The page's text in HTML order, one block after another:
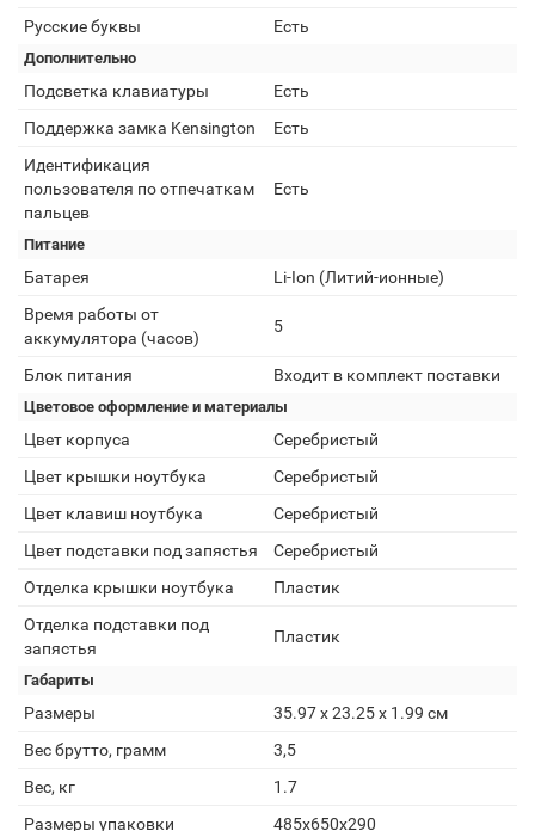
Русские буквы
Есть
Дополнительно
Подсветка клавиатуры
Есть
Поддержка замка Kensington
Есть
Идентификация
пользователя по отпечаткам
пальцев
Есть
Питание
Батарея
Li-Ion (Литий-ионные)
Время работы от
аккумулятора (часов)
5
Блок питания Входит в комплект поставки
Цветовое оформление и материалы
Цвет корпуса
Серебристый
Цвет крышки ноутбука
Серебристый
Цвет клавиш ноутбука
Серебристый
Цвет подставки под запястья
Серебристый
Отделка крышки ноутбука
Пластик
Отделка подставки под
запястья
Пластик
Габариты
Размеры
35.97 x 23.25 x 1.99 см
Вес брутто, грамм
3,5
Вес, кг
1.7
Размеры упаковки
485х650х290